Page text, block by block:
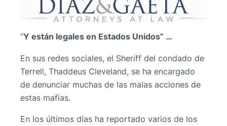
“Y están legales en Estados Unidos” …
En sus redes sociales, el Sheriff del condado de
Terrell, Thaddeus Cleveland, se ha encargado
de denunciar muchas de las malas acciones de
estas mafias.
En los últimos días ha reportado varios de los